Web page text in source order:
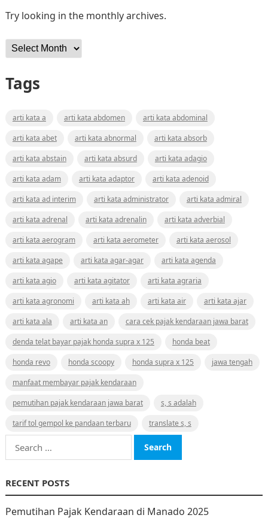
Try looking in the monthly archives.
Archives
Tags
arti kata a arti kata abdomen
arti kata abdominal
arti kata abet
arti kata abnormal
arti kata absorb
arti kata abstain
arti kata absurd
arti kata adagio
arti kata adam
arti kata adaptor
arti kata adenoid
arti kata ad interim
arti kata administrator
arti kata admiral
arti kata adrenal
arti kata adrenalin
arti kata adverbial
arti kata aerogram
arti kata aerometer
arti kata aerosol
arti kata agape
arti kata agar-agar
arti kata agenda
arti kata agio
arti kata agitator
arti kata agraria
arti kata agronomi
arti kata ah arti kata air
arti kata ajar
arti kata ala
arti kata an
cara cek pajak kendaraan jawa barat
denda telat bayar pajak honda supra x 125
honda beat
honda revo
honda scoopy honda supra x 125
jawa tengah
manfaat membayar pajak kendaraan
pemutihan pajak kendaraan jawa barat
s, s adalah
tarif tol gempol ke pandaan terbaru
translate s, s
Search
for:
RECENT POSTS
Pemutihan Pajak Kendaraan di Manado 2025